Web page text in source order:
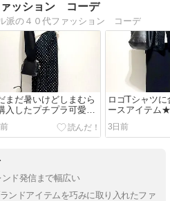
ッション コーデ
派の４０代ファッション コーデ
まだ暑いけどしまむら
入したプチプラ可愛い
イテム
ロゴTシャツ
ースアイテム
もらって買っ
3日前
ド発信まで幅広い
ンドアイテムを巧みに取り入れたファ